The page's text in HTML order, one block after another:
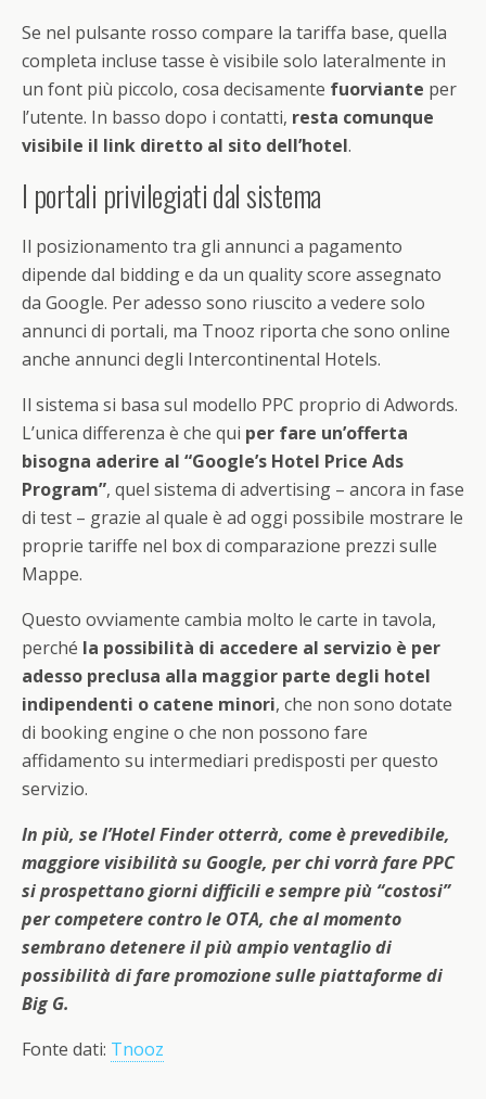
Se nel pulsante rosso compare la tariffa base, quella
completa incluse tasse è visibile solo lateralmente in
un font più piccolo, cosa decisamente fuorviante per
l’utente. In basso dopo i contatti, resta comunque
visibile il link diretto al sito dell’hotel.
I portali privilegiati dal sistema
Il posizionamento tra gli annunci a pagamento
dipende dal bidding e da un quality score assegnato
da Google. Per adesso sono riuscito a vedere solo
annunci di portali, ma Tnooz riporta che sono online
anche annunci degli Intercontinental Hotels.
Il sistema si basa sul modello PPC proprio di Adwords.
L’unica differenza è che qui per fare un’offerta
bisogna aderire al “Google’s Hotel Price Ads
Program”, quel sistema di advertising – ancora in fase
di test – grazie al quale è ad oggi possibile mostrare le
proprie tariffe nel box di comparazione prezzi sulle
Mappe.
Questo ovviamente cambia molto le carte in tavola,
perché la possibilità di accedere al servizio è per
adesso preclusa alla maggior parte degli hotel
indipendenti o catene minori, che non sono dotate
di booking engine o che non possono fare
affidamento su intermediari predisposti per questo
servizio.
In più, se l’Hotel Finder otterrà, come è prevedibile,
maggiore visibilità su Google, per chi vorrà fare PPC
si prospettanogiorni difficili e sempre più “costosi”
per competere contro le OTA, che al momento
sembrano detenere il più ampio ventaglio di
possibilità di fare promozione sulle piattaforme di
Big G.
Fonte dati: Tnooz